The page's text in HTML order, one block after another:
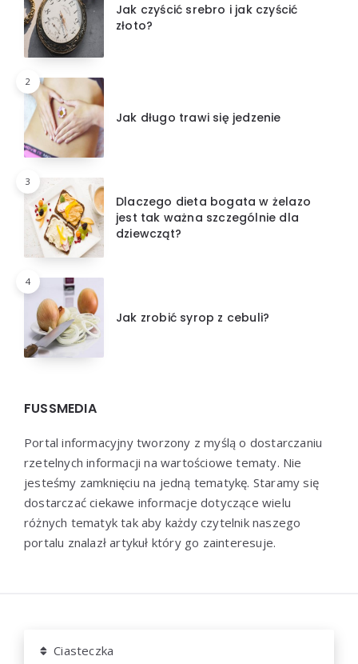
Jak czyścić srebro i jak czyścić
złoto?
2
Jak długo trawi się jedzenie
3
Dlaczego dieta bogata w żelazo
jest tak ważna szczególnie dla
dziewcząt?
4
Jak zrobić syrop z cebuli?
FUSSMEDIA
Portal informacyjny tworzony z myślą o dostarczaniu
rzetelnych informacji na wartościowe tematy. Nie
jesteśmy zamknięciu na jedną tematykę. Staramy się
dostarczać ciekawe informacje dotyczące wielu
różnych tematyk tak aby każdy czytelnik naszego
portalu znalazł artykuł który go zainteresuje.
Dziękujemy za wizytę - Fussmedia.pl © 2022
Ciasteczka